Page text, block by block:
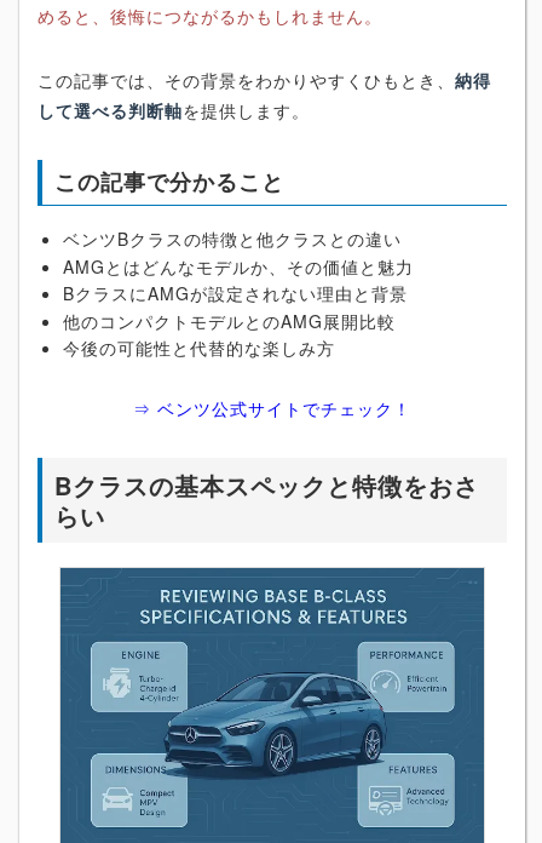
めると、後悔につながるかもしれません。
この記事では、その背景をわかりやすくひもとき、 納得
して選べる判断軸を提供します。
この記事で分かること
ベンツBクラスの特徴と他クラスとの違い
AMGとはどんなモデルか、その価値と魅力
BクラスにAMGが設定されない理由と背景
他のコンパクトモデルとのAMG展開比較
今後の可能性と代替的な楽しみ方
⇒ ベンツ公式サイトでチェック！
Bクラスの基本スペックと特徴をおさ
らい